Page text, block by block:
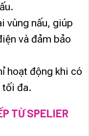
vùng nấu, giúp
và đảm bảo
hoạt động khi có
tối đa.
TỪ SPELIER